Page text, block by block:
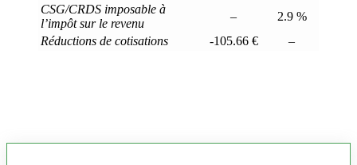
CSG/CRDS imposable à
l’impôt sur le revenu
–
2.9 %
Réductions de cotisations
-105.66 € –